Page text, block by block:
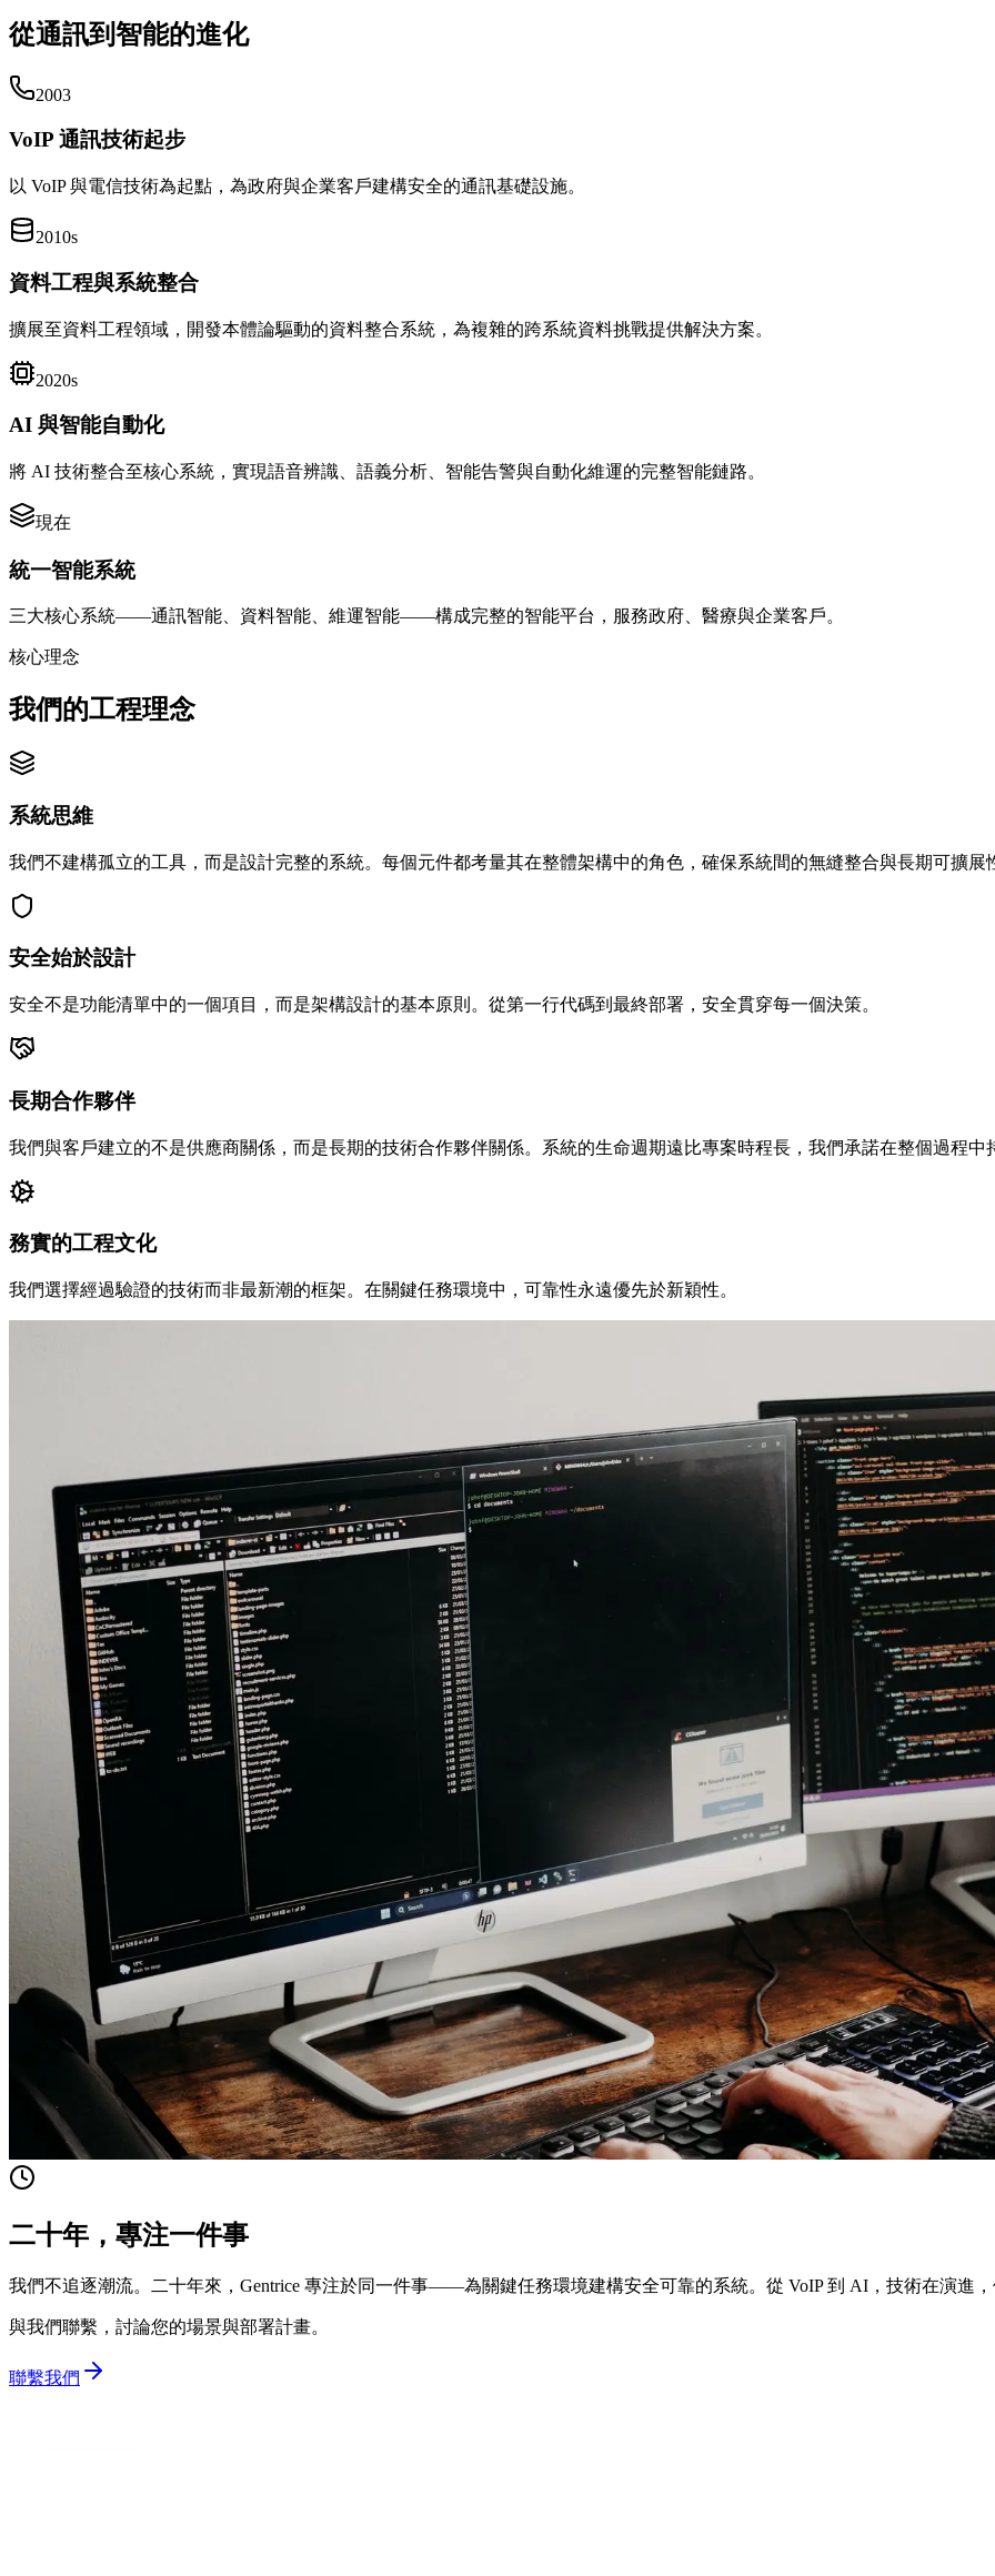
從通訊到智能的進化
2003
VoIP 通訊技術起步
以 VoIP 與電信技術為起點，為政府與企業客戶建構安全的通訊基礎設施。
2010s
資料工程與系統整合
擴展至資料工程領域，開發本體論驅動的資料整合系統，為複雜的跨系統資料挑戰提供解決方案。
2020s
AI 與智能自動化
將 AI 技術整合至核心系統，實現語音辨識、語義分析、智能告警與自動化維運的完整智能鏈路。
現在
統一智能系統
三大核心系統——通訊智能、資料智能、維運智能——構成完整的智能平台，服務政府、醫療與企業客戶。
核心理念
我們的工程理念
系統思維
我們不建構孤立的工具，而是設計完整的系統。每個元件都考量其在整體架構中的角色，確保系統間的無縫整合與長期可擴展
安全始於設計
安全不是功能清單中的一個項目，而是架構設計的基本原則。從第一行代碼到最終部署，安全貫穿每一個決策。
長期合作夥伴
我們與客戶建立的不是供應商關係，而是長期的技術合作夥伴關係。系統的生命週期遠比專案時程長，我們承諾在整個過程中
務實的工程文化
我們選擇經過驗證的技術而非最新潮的框架。在關鍵任務環境中，可靠性永遠優先於新穎性。
二十年，專注一件事
我們不追逐潮流。二十年來，Gentrice 專注於同一件事——為關鍵任務環境建構安全可靠的系統。從 VoIP 到 AI，技術在演進
與我們聯繫，討論您的場景與部署計畫。
聯繫我們